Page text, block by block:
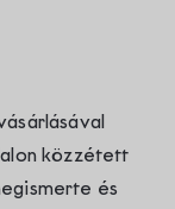
közzétett
és